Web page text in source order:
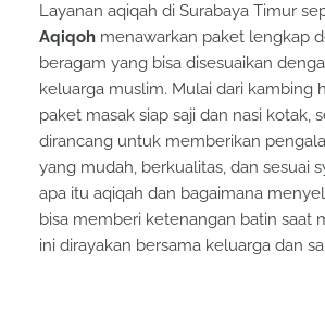
Layanan aqiqah di Surabaya Timur
Aqiqoh menawarkan paket lengkap
beragam yang bisa disesuaikan
keluarga muslim. Mulai dari kambing
paket masak siap saji dan nasi kotak,
dirancang untuk memberikan
yang mudah, berkualitas, dan sesuai
apa itu aqiqah dan bagaimana
bisa memberi ketenangan batin saat
ini dirayakan bersama keluarga dan